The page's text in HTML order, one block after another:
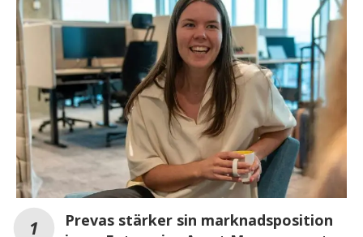
Prevas stärker sin marknadsposition